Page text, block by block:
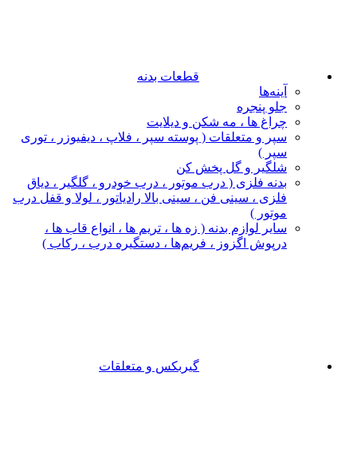
قطعات بدنه
آینه‌ها
جلو پنجره
چراغ‌ ها ، مه‌ شکن و دیلایت
سپر و متعلقات ( پوسته سپر ، فلاپ ، دیفیوزر ، توری
سپر )
شلگیر و گل‌ پخش‌ کن
بدنه فلزی ( درب موتور ، درب خودرو ، گلگیر ، دیاق
فلزی ، سینی فن ، سینی بالا رادیاتور ، لولا و قفل درب
موتور )
سایر لوازم بدنه ( زه ها ، تریم ها ، انواع قاب ها ،
درپوش اگزوز ، فریم‌ها ، دستگیره درب ، رکاب )
گیربکس و متعلقات